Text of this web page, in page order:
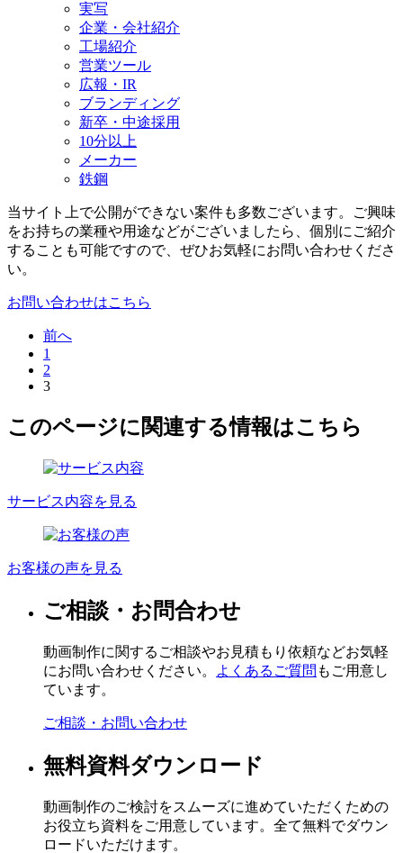
実写
企業・会社紹介
工場紹介
営業ツール
広報・IR
ブランディング
新卒・中途採用
10分以上
メーカー
鉄鋼
当サイト上で公開ができない案件も多数ございます。
ご興味
をお持ちの業種や用途などがございましたら、個別にご紹介
することも可能ですので、ぜひお気軽にお問い合わせくださ
い。
お問い合わせはこちら
前へ
1
2
3
このページに関連する情報はこちら
サービス内容を見る
お客様の声を見る
ご相談・お問合わせ
動画制作に関するご相談やお見積もり依頼などお気軽
にお問い合わせください。
よくあるご質問 もご用意し
ています。
ご相談・お問い合わせ
無料資料ダウンロード
動画制作のご検討をスムーズに進めていただくための
お役立ち資料をご用意しています。全て無料でダウン
ロードいただけます。